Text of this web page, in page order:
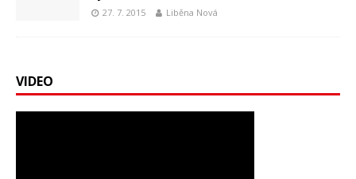
27. 7. 2015 Liběna Nová
VIDEO